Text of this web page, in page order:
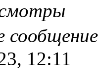
12:11